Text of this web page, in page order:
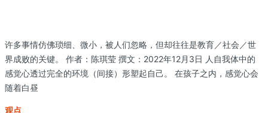
许多事情仿佛琐细、微小，被人们忽略，但却往往是教育／社会／世
界成败的关键。 作者：陈琪莹 撰文：2022年12月3日 人自我体中的
感觉心透过完全的环境（间接）形塑起自己。 在孩子之内，感觉心会
随着白昼
观点